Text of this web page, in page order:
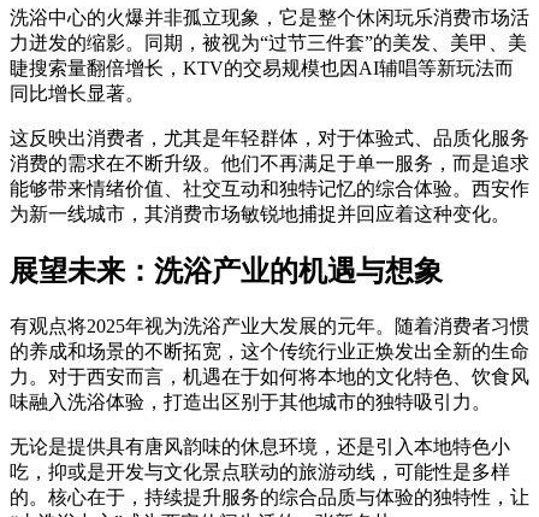
洗浴中心的火爆并非孤立现象，它是整个休闲玩乐消费市场活
力迸发的缩影。同期，被视为“过节三件套”的美发、美甲、美
睫搜索量翻倍增长，KTV的交易规模也因AI辅唱等新玩法而
同比增长显著。
这反映出消费者，尤其是年轻群体，对于体验式、品质化服务
消费的需求在不断升级。他们不再满足于单一服务，而是追求
能够带来情绪价值、社交互动和独特记忆的综合体验。西安作
为新一线城市，其消费市场敏锐地捕捉并回应着这种变化。
展望未来：洗浴产业的机遇与想象
有观点将2025年视为洗浴产业大发展的元年。随着消费者习惯
的养成和场景的不断拓宽，这个传统行业正焕发出全新的生命
力。对于西安而言，机遇在于如何将本地的文化特色、饮食风
味融入洗浴体验，打造出区别于其他城市的独特吸引力。
无论是提供具有唐风韵味的休息环境，还是引入本地特色小
吃，抑或是开发与文化景点联动的旅游动线，可能性是多样
的。核心在于，持续提升服务的综合品质与体验的独特性，让